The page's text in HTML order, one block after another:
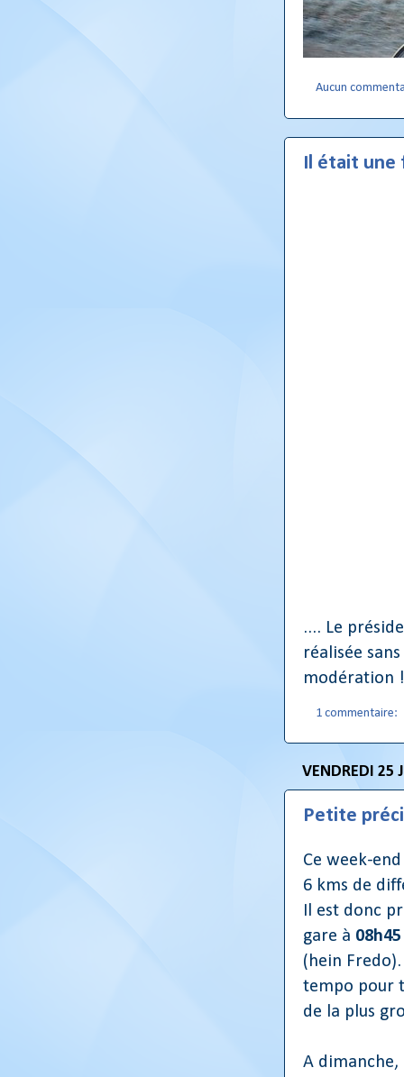
Aucun
Il était une
.... Le
réalisée
modération
1 commentaire:
VENDREDI 25
Petite
Ce week-
6 kms de
Il est donc
gare à 08h45
(hein
tempo pour
de la plus
A dimanche,